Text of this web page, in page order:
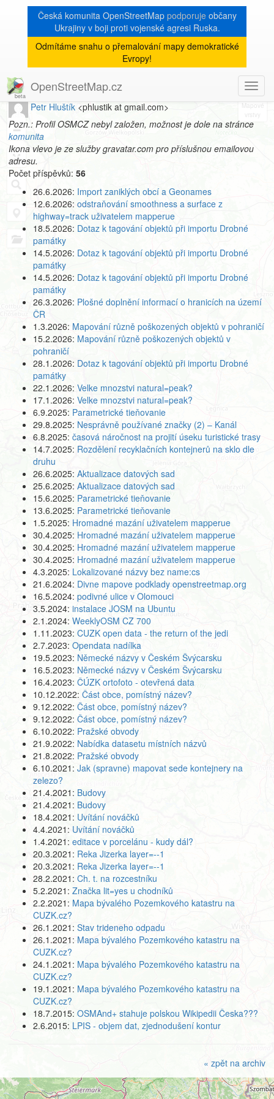
Česká komunita OpenStreetMap podporujeobčany
Ukrajiny v boji proti vojenské agresi Ruska.
Odmítáme snahu o přemalování mapy demokratické
Evropy!
OpenStreetMap.cz
8
+
−
« zpět na archiv
[Talk-cz]
Profil autora
Petr Hluštík <phlustik at gmail.com>
Pozn.: Profil OSMCZ nebyl založen, možnost je dole na stránce
komunita
Ikona vlevo je ze služby gravatar.com pro příslušnou emailovou
adresu.
Počet příspěvků: 56
26.6.2026: Import zaniklých obcí a Geonames
12.6.2026: odstraňování smoothness a surface z
highway=track uživatelem mapperue
18.5.2026: Dotaz k tagování objektů při importu Drobné
památky
14.5.2026: Dotaz k tagování objektů při importu Drobné
památky
14.5.2026: Dotaz k tagování objektů při importu Drobné
památky
26.3.2026: Plošné doplnění informací o hranicích na území
ČR
1.3.2026: Mapování různě poškozených objektů v pohraničí
15.2.2026: Mapování různě poškozených objektů v
pohraničí
28.1.2026: Dotaz k tagování objektů při importu Drobné
památky
22.1.2026: Velke mnozstvi natural=peak?
17.1.2026: Velke mnozstvi natural=peak?
6.9.2025: Parametrické tieňovanie
29.8.2025: Nesprávně používané značky (2) – Kanál
6.8.2025: časová náročnost na projití úseku turistické trasy
14.7.2025: Rozdělení recyklačních kontejnerů na sklo dle
druhu
26.6.2025: Aktualizace datových sad
25.6.2025: Aktualizace datových sad
15.6.2025: Parametrické tieňovanie
13.6.2025: Parametrické tieňovanie
1.5.2025: Hromadné mazání uživatelem mapperue
30.4.2025: Hromadné mazání uživatelem mapperue
30.4.2025: Hromadné mazání uživatelem mapperue
30.4.2025: Hromadné mazání uživatelem mapperue
4.3.2025: Lokalizované názvy bez name:cs
21.6.2024: Divne mapove podklady openstreetmap.org
16.5.2024: podivné ulice v Olomouci
3.5.2024: instalace JOSM na Ubuntu
2.1.2024: WeeklyOSM CZ 700
1.11.2023: CUZK open data - the return of the jedi
2.7.2023: Opendata nadílka
19.5.2023: Německé názvy v Českém Švýcarsku
16.5.2023: Německé názvy v Českém Švýcarsku
16.4.2023: ČÚZK ortofoto - otevřená data
10.12.2022: Část obce, pomístný název?
9.12.2022: Část obce, pomístný název?
9.12.2022: Část obce, pomístný název?
6.10.2022: Pražské obvody
21.9.2022: Nabídka datasetu místních názvů
21.8.2022: Pražské obvody
6.10.2021: Jak (spravne) mapovat sede kontejnery na
zelezo?
21.4.2021: Budovy
21.4.2021: Budovy
18.4.2021: Uvítání nováčků
4.4.2021: Uvítání nováčků
1.4.2021: editace v porcelánu - kudy dál?
20.3.2021: Reka Jizerka layer=--1
20.3.2021: Reka Jizerka layer=--1
28.2.2021: Ch. t. na rozcestníku
5.2.2021: Značka lit=yes u chodníků
2.2.2021: Mapa bývalého Pozemkového katastru na
CUZK.cz?
26.1.2021: Stav trideneho odpadu
26.1.2021: Mapa bývalého Pozemkového katastru na
CUZK.cz?
24.1.2021: Mapa bývalého Pozemkového katastru na
CUZK.cz?
19.1.2021: Mapa bývalého Pozemkového katastru na
CUZK.cz?
18.7.2015: OSMAnd+ stahuje polskou Wikipedii Česka???
2.6.2015: LPIS - objem dat, zjednodušení kontur
« zpět na archiv